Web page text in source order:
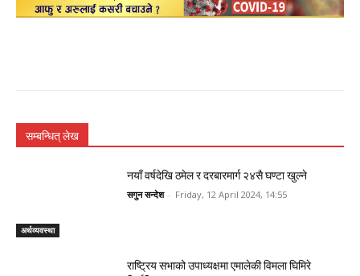
सम्बन्धित् लेख
अर्थव्यवस्था
नयाँ वर्षदेखि ठमेल र दरबारमार्ग २४सै घण्टा खुल्ने
सगुन सन्देश - Friday, 12 April 2024, 14:55
राष्ट्रिय सभाको उपाध्यक्षमा एमालेकी विमला घिमिरे